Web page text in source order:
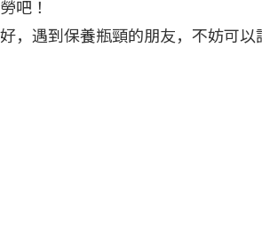
吧！
，遇到保養瓶頸的朋友，不妨可以